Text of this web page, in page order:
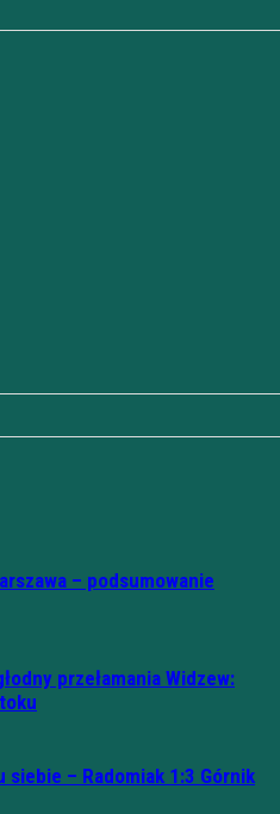
– podsumowanie
przełamania Widzew:
siebie – Radomiak 1:3 Górnik